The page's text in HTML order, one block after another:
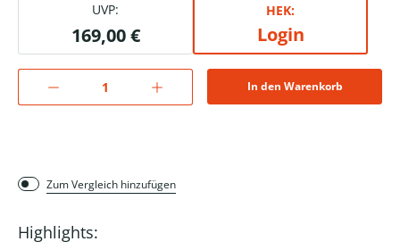
UVP:
169,00 €
HEK:
Login
In den Warenkorb
Zum Vergleich hinzufügen
Highlights: